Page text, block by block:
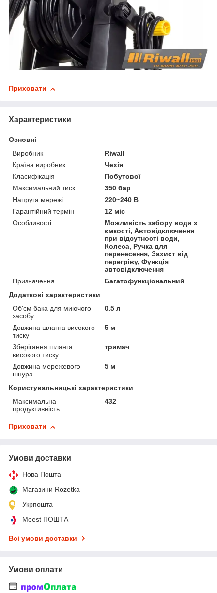
Приховати
Характеристики
Основні
Виробник
Riwall
Країна виробник
Чехія
Класифікація
Побутової
Максимальний тиск
350 бар
Напруга мережі
220~240 В
Гарантійний термін
12 міс
Особливості
Можливість забору води з
ємкості, Автовідключення
при відсутності води,
Колеса, Ручка для
перенесення, Захист від
перегріву, Функція
автовідключення
Призначення
Багатофункціональний
Додаткові характеристики
Об'єм бака для миючого
засобу
0.5 л
Довжина шланга високого
тиску
5 м
Зберігання шланга
високого тиску
тримач
Довжина мережевого
шнура
5 м
Користувальницькі характеристики
Максимальна
продуктивність
432
Приховати
Умови доставки
Нова Пошта
Магазини Rozetka
Укрпошта
Meest ПОШТА
Всі умови доставки
Умови оплати